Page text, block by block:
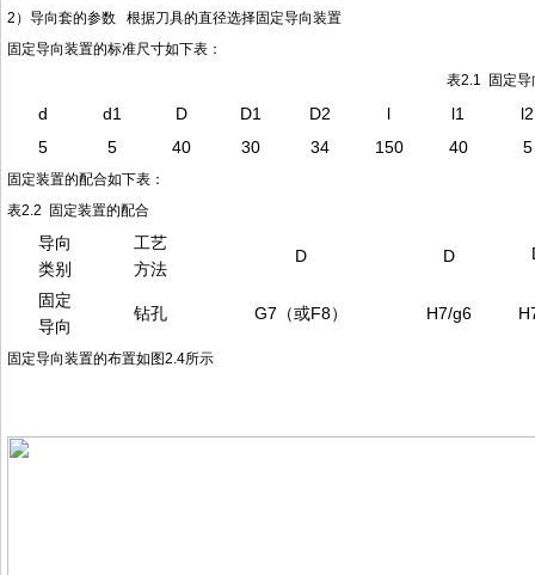
2）导向套的参数 根据刀具的直径选择固定导向装置
固定导向装置的标准尺寸如下表：
表2.1 固定导
d d1 D D1 D2 l l1
l2
5
5 40 30 34 150 40 5
固定装置的配合如下表：
表2.2 固定装置的配合
导向
类别
工艺
方法
D D
固定
导向
钻孔 G7（或F8） H7/g6
固定导向装置的布置如图2.4所示